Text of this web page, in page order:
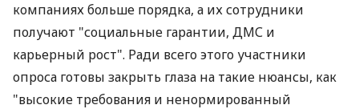
компаниях больше порядка, а их сотрудники
получают "социальные гарантии, ДМС и
карьерный рост". Ради всего этого участники
опроса готовы закрыть глаза на такие нюансы, как
"высокие требования и ненормированный